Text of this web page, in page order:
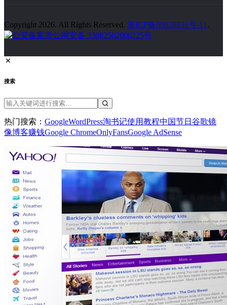
Copyright 2026. All Rights Reserved. 浙ICP备09020836号-11 .
浙公网安备 33082502000225号
搜索
热门搜索： GoogleWordPress淘书记使用教程中国节日 谷歌镜
像博客赚钱Google ChromeOnlyFansGoogle AdSense